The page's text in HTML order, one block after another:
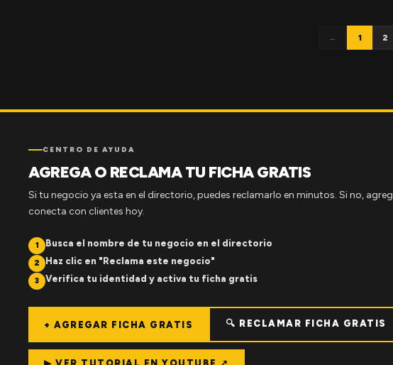
← 1 2
CENTRO DE AYUDA
AGREGA O RECLAMA TU FICHA GRATIS
Si tu negocio ya esta en el directorio, puedes reclamarlo en minutos. Si no,
conecta con clientes hoy.
1 Busca el nombre de tu negocio en el directorio
2 Haz clic en "Reclama este negocio"
3 Verifica tu identidad y activa tu ficha gratis
+ AGREGAR FICHA GRATIS 🔍 RECLAMAR FICHA GRATIS